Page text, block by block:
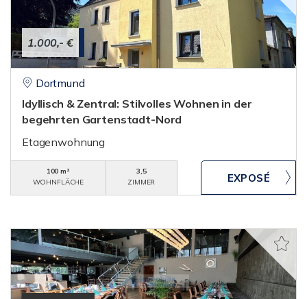
1.000,- €
Dortmund
Idyllisch & Zentral: Stilvolles Wohnen in der
begehrten Gartenstadt-Nord
Etagenwohnung
100 m²
WOHNFLÄCHE
3,5
ZIMMER